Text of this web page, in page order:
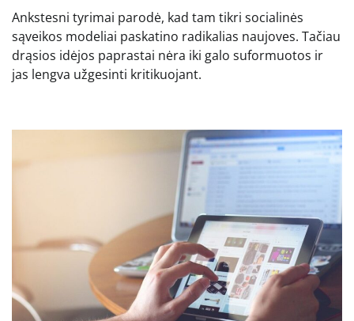
Ankstesni tyrimai parodė, kad tam tikri socialinės
sąveikos modeliai paskatino radikalias naujoves. Tačiau
drąsios idėjos paprastai nėra iki galo suformuotos ir
jas lengva užgesinti kritikuojant.